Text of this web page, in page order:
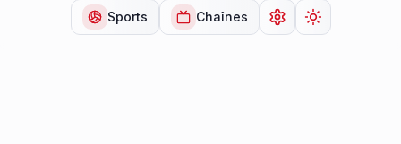
Sports Chaînes Ouvrir lesChanger de